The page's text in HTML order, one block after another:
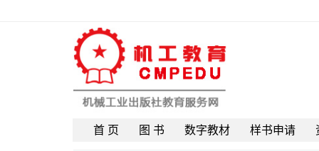
首 页 图 书 数字教材 样书申请